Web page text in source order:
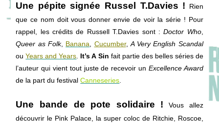
Une pépite signée Russel T.Davies ! Rien
que ce nom doit vous donner envie de voir la série ! Pour
rappel, les crédits de Russell T.Davies sont :Doctor Who,
Queer as Folk, Banana Cucumber, A Very English Scandal
ouYears and Years It’s A Sin fait partie des belles séries de
l’auteur qui vient tout juste de recevoir un Excellence Award
de la part du festivalCanneseries
Une bande de pote solidaire !
Vous allez
découvrir le Pink Palace, la super coloc de Ritchie, Roscoe,